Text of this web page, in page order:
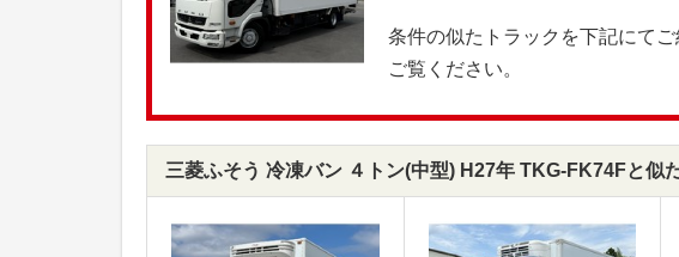
条件の似たトラックを下記にて
ご覧ください。
三菱ふそう 冷凍バン ４トン(中型) H27年 TKG-FK74Fと似